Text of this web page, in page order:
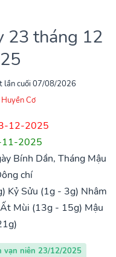
23 tháng 12
lần cuối 07/08/2026
Cơ
12-2025
2025
Bính Dần, Tháng Mậu
chí
Kỷ Sửu (1g - 3g) Nhâm
Ất Mùi (13g - 15g) Mậu
vạn niên 23/12/2025